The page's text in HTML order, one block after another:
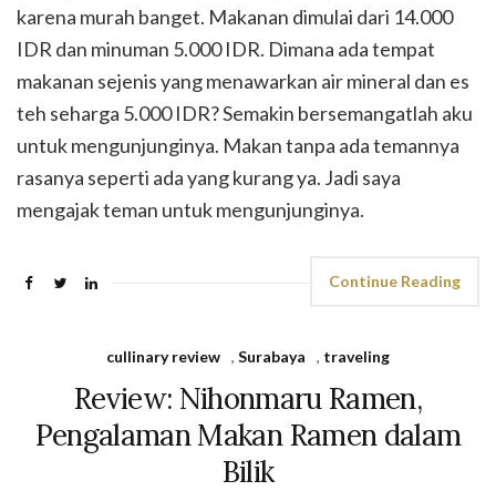
karena murah banget. Makanan dimulai dari 14.000
IDR dan minuman 5.000 IDR. Dimana ada tempat
makanan sejenis yang menawarkan air mineral dan es
teh seharga 5.000 IDR? Semakin bersemangatlah aku
untuk mengunjunginya. Makan tanpa ada temannya
rasanya seperti ada yang kurang ya. Jadi saya
mengajak teman untuk mengunjunginya.
Continue Reading
cullinary review , Surabaya , traveling
Review: Nihonmaru Ramen,
Pengalaman Makan Ramen dalam
Bilik